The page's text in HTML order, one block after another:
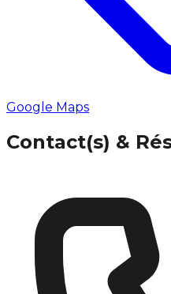
Google Maps
Contact(s) &